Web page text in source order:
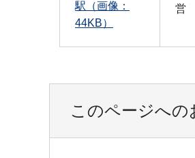
駅（画像：
44KB）
営
このページへの